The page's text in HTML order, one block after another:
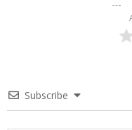
Subscribe